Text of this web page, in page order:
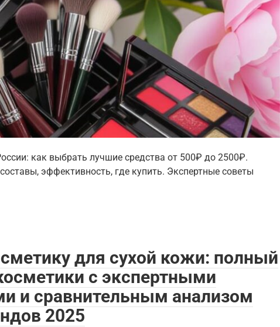
как выбрать лучшие средства от 500₽ до 2500₽.
эффективность, где купить. Экспертные советы
для сухой кожи: полный
с экспертными
и сравнительным анализом
2025